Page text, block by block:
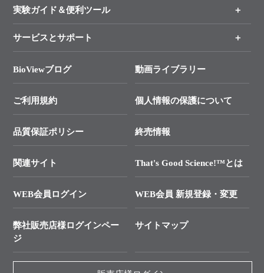
新製品情報
キャンペーン
各種ご案内
終売製品のお知らせ
価格改定のご案内
学会展示・セミナーのご案内
タカラバイオ発表文献
実験ガイド＆便利ツール
リアルタイムPCR実験のススメ
幹細胞・再生医療研究ガイド
SMARTer NGSポータルサイト
プライマー設計
Cut-Site Navigator
ユーザーズボイス集
エピジェネティクス実験ガイド
サービスとサポート
総合お問い合わせ
├ リアルタイムPCRサポートライン
├ 実験コンシェルジュ
├ 受託サービスお問い合わせ
資料請求 試薬関連
資料請求 機器関連
資料請求 受託関連
BioViewブログ 動画ライブラリー
ご利用規約 個人情報の保護について
品質保証ポリシー 終売情報
関連サイト That's Good Science!™とは
WEB会員ログイン WEB会員 新規登録・変更
弊社販売店様ログインペー
ジ
サイトマップ